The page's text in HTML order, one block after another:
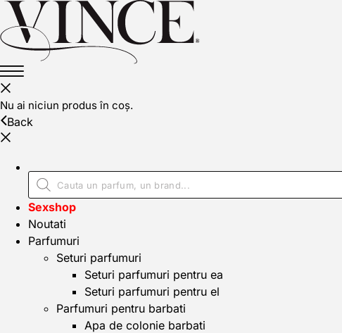
Nu ai niciun produs în coș.
Back
Sexshop
Noutati
Parfumuri
Seturi parfumuri
Seturi parfumuri pentru ea
Seturi parfumuri pentru el
Parfumuri pentru barbati
Apa de colonie barbati